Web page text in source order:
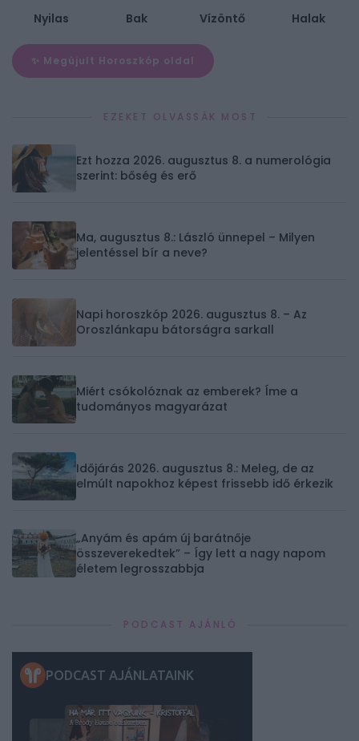
Nyilas Bak Vízöntő Halak
✨ Megújult Horoszkóp oldal
EZEKET OLVASSÁK MOST
Ezt hozza 2026. augusztus 8. a numerológia
szerint: bőség és erő
Ma, augusztus 8.: László ünnepel – Milyen
jelentéssel bír a neve?
Napi horoszkóp 2026. augusztus 8. – Az
Oroszlánkapu bátorságra sarkall
Miért csókolóznak az emberek? Íme a
tudományos magyarázat
Időjárás 2026. augusztus 8.: Meleg, de az
elmúlt napokhoz képest frissebb idő érkezik
„Anyám és apám új barátnője
összeverekedtek” – Így lett a nagy napom
életem legrosszabbja
PODCAST AJÁNLÓ